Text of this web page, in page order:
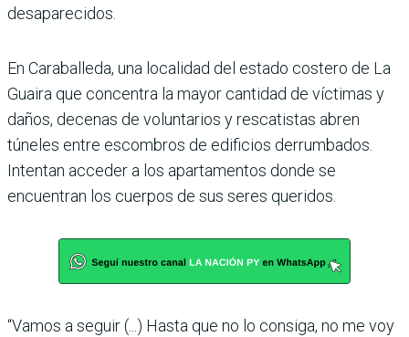
desaparecidos.
En Caraballeda, una localidad del estado costero de La
Guaira que concentra la mayor cantidad de víctimas y
daños, decenas de voluntarios y rescatistas abren
túneles entre escombros de edificios derrumbados.
Intentan acceder a los apartamentos donde se
encuentran los cuerpos de sus seres queridos.
“Vamos a seguir (...) Hasta que no lo consiga, no me voy